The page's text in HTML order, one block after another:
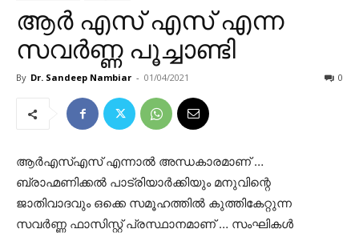
ആർ എസ് എസ് എന്ന
സവർണ്ണ പൂച്ചാണ്ടി
By Dr. Sandeep Nambiar - 01/04/2021 0
ആർഎസ്എസ് എന്നാൽ അന്ധകാരമാണ് …
ബ്രാഹ്മണിക്കൽ പാട്രിയാർക്കിയും മനുവിന്റെ
ജാതിവാദവും ഒക്കെ സമൂഹത്തിൽ കുത്തികേറ്റുന്ന
സവർണ്ണ ഫാസിസ്റ്റ് പ്രസ്ഥാനമാണ് … സംഘികൾ